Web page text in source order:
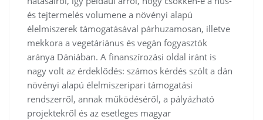
és tejtermelés volumene a növényi alapú
élelmiszerek támogatásával párhuzamosan, illetve
mekkora a vegetáriánus és vegán fogyasztók
aránya Dániában. A finanszírozási oldal iránt is
nagy volt az érdeklődés: számos kérdés szólt a dán
növényi alapú élelmiszeripari támogatási
rendszerről, annak működéséről, a pályázható
projektekről és az esetleges magyar